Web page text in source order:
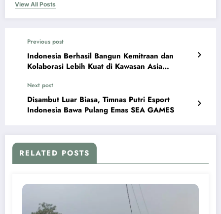
View All Posts
Previous post
Indonesia Berhasil Bangun Kemitraan dan
Kolaborasi Lebih Kuat di Kawasan Asia
Next post
Disambut Luar Biasa, Timnas Putri Esport
Indonesia Bawa Pulang Emas SEA GAMES
RELATED POSTS